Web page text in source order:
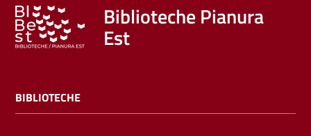
Biblioteche Pianura
Est
BIBLIOTECHE